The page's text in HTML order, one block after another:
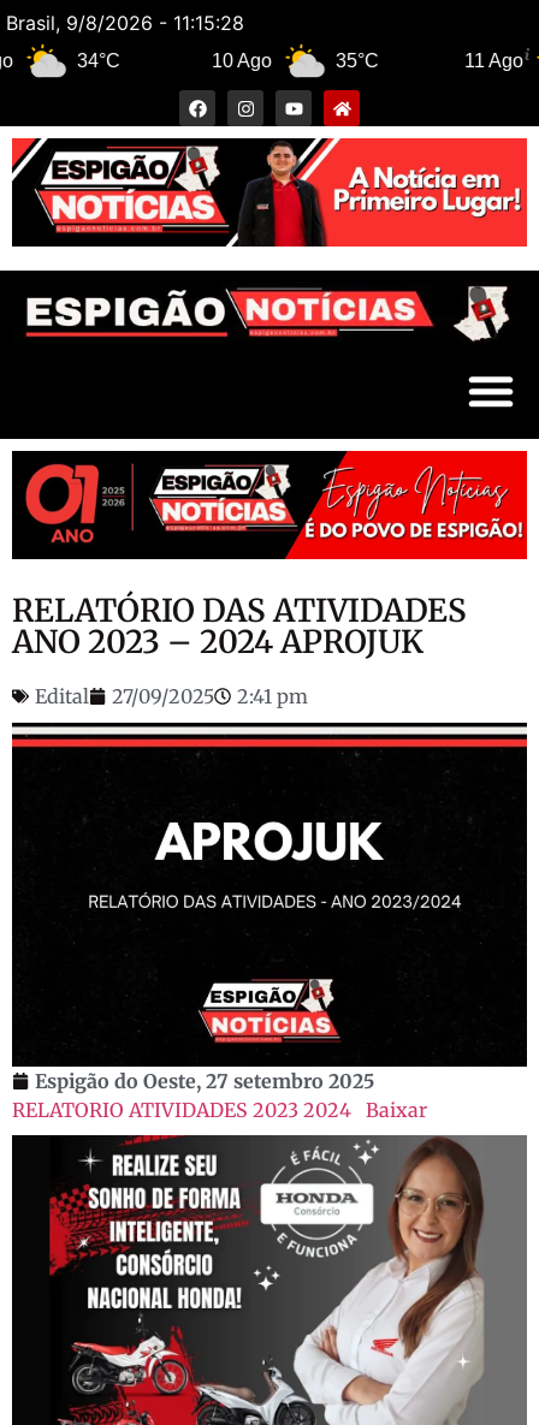
Brasil, 9/8/2026 - 11:15:28
34°C 10 Ago 35°C 11 Ago
RELATÓRIO DAS ATIVIDADES
ANO 2023 – 2024 APROJUK
Edital 27/09/2025 2:41 pm
Espigão do Oeste, 27 setembro 2025
RELATORIO ATIVIDADES 2023 2024 Baixar